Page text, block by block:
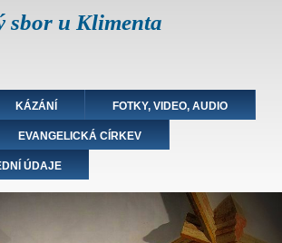
sbor u Klimenta
KÁZÁNÍ FOTKY, VIDEO, AUDIO
EVANGELICKÁ CÍRKEV
ÚDAJE